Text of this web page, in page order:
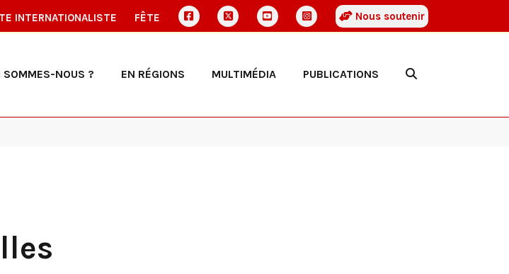
INTERNATIONALISTE FÊTE Nous soutenir
SOMMES-NOUS ? EN RÉGIONS MULTIMÉDIA PUBLICATIONS